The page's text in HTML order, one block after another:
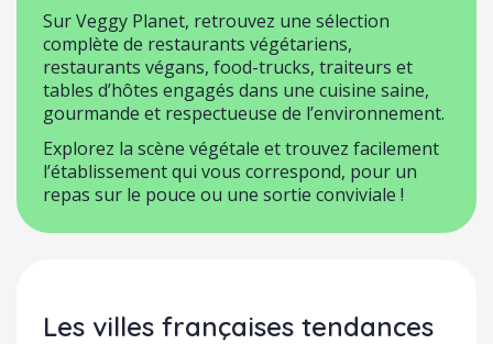
Sur Veggy Planet, retrouvez une sélection
complète de restaurants végétariens,
restaurants végans, food-trucks, traiteurs et
tables d’hôtes engagés dans une cuisine saine,
gourmande et respectueuse de l’environnement.
Explorez la scène végétale et trouvez facilement
l’établissement qui vous correspond, pour un
repas sur le pouce ou une sortie conviviale !
Les villes françaises tendances